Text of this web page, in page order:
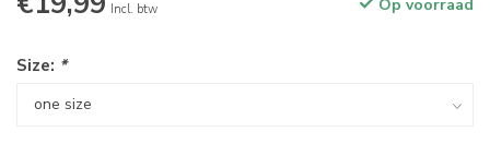
Incl. btw Op voorraad
Size: *